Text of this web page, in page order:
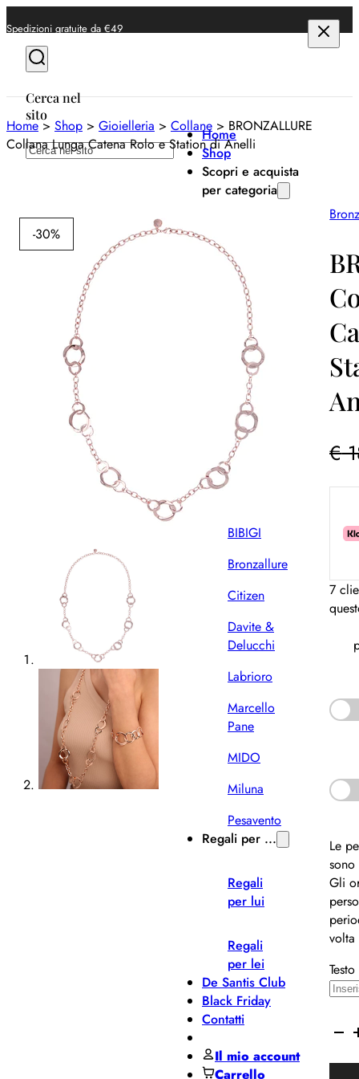
Spedizioni gratuite da €49
Cerca nel
sito
Cerca
Home
Shop
Scopri e acquista
per categoria
Bracciali
Collane
Orecchini
Orologi
OUTLET
SENZA
CONFEZIONE
ORGINALE
Scopri e acquista
per brand
BIBIGI
Bronzallure
Citizen
Davite &
Delucchi
Labrioro
Marcello
Pane
MIDO
Miluna
Pesavento
Regali per ...
Regali
per lui
Regali
per lei
De Santis Club
Black Friday
Contatti
Il mio account
Carrello
Home> Shop > Gioielleria > Collane > BRONZALLURE
Collana Lunga Catena Rolo e Station di Anelli
-30%
€
7
Le
Gli